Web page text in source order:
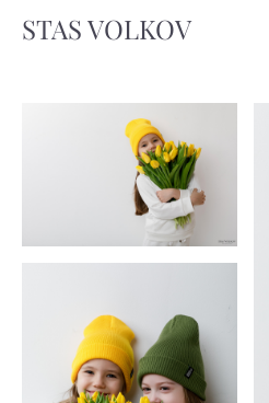
STAS VOLKOV